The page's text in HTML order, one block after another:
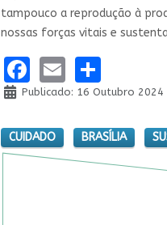
tampouco a reprodução à
nossas forças vitais e
Facebook
Email
Publicado: 16 Outubro 2024
CUIDADO BRASÍLIA